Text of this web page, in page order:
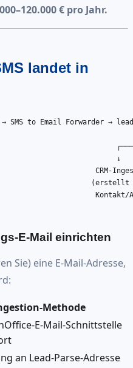
€ pro Jahr.
landet in
SMS to Email Forwarder →
↓
CRM-
E-Mail einrichten
Sie) eine E-Mail-Adresse,
Methode
E-Mail-Schnittstelle
an Lead-Parse-Adresse